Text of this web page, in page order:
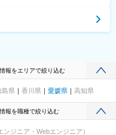
報をエリアで絞り込む
島県 香川県 愛媛県 高知県
報を職種で絞り込む
ジニア・Webエンジニア）